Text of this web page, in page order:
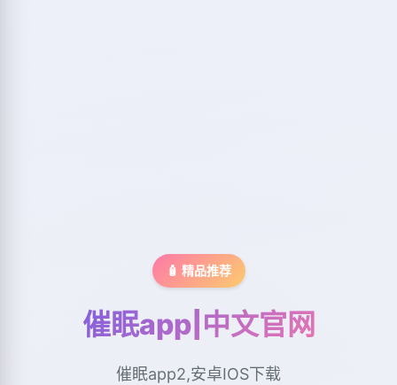
🧴 精品推荐
催眠app|中文官网
催眠app2,安卓IOS下载